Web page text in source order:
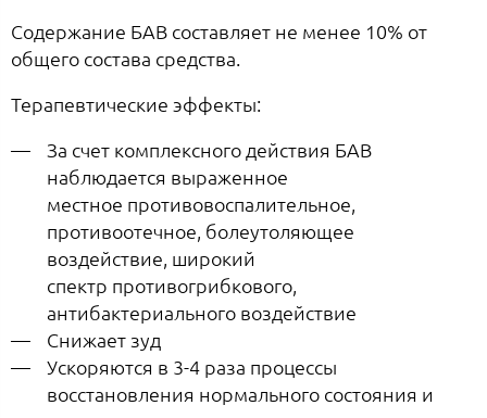
Содержание БАВ составляет не менее 10% от
общего состава средства.
Терапевтические эффекты:
За счет комплексного действия БАВ
наблюдается выраженное
местное противовоспалительное,
противоотечное, болеутоляющее
воздействие, широкий
спектр противогрибкового,
антибактериального воздействие
Снижает зуд
Ускоряются в 3-4 раза процессы
восстановления нормального состояния и